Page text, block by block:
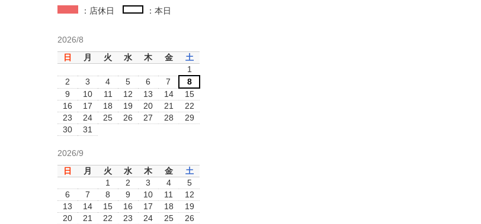
：店休日 ：本日
2026/8
日
月 火 水 木 金
土
1
2
3 4 5 6 7
8
9
10 11 12 13 14
15
16
17 18 19 20 21
22
23
24 25 26 27 28
29
30
31
2026/9
日
月 火 水 木 金
土
1
2 3 4
5
6
7 8 9 10 11
12
13
14 15 16 17 18
19
20
21 22 23 24 25
26